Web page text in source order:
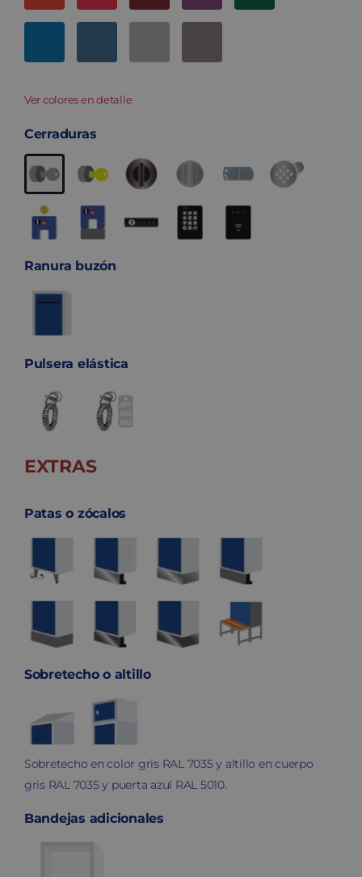
Ver colores en detalle
Cerraduras
Ranura buzón
Pulsera elástica
EXTRAS
Patas o zócalos
Sobretecho o altillo
Sobretecho en color gris RAL 7035 y altillo en cuerpo
gris RAL 7035 y puerta azul RAL 5010.
Bandejas adicionales